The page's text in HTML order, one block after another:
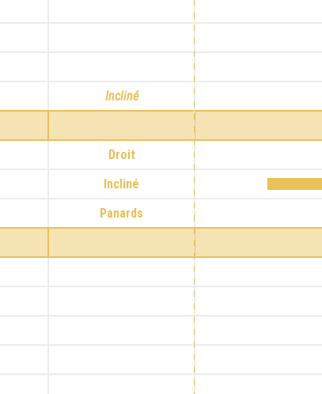
Incliné
Droit
Incliné
Panards